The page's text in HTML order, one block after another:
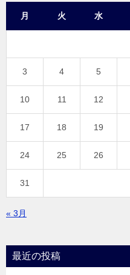
月 火 水
3 4 5
10 11 12
17 18 19
24 25 26
31
« 3月
最近の投稿